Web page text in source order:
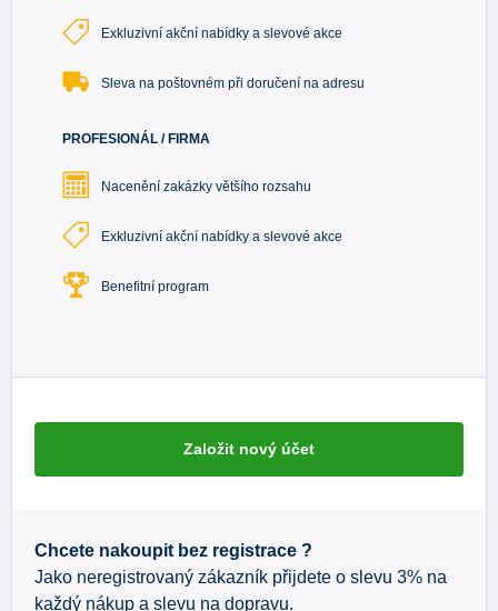
Exkluzivní akční nabídky a slevové akce
Sleva na poštovném při doručení na adresu
PROFESIONÁL / FIRMA
Nacenění zakázky většího rozsahu
Exkluzivní akční nabídky a slevové akce
Benefitní program
Založit nový účet
Chcete nakoupit bez registrace ?
Jako neregistrovaný zákazník přijdete o slevu 3% na
každý nákup a slevu na dopravu.